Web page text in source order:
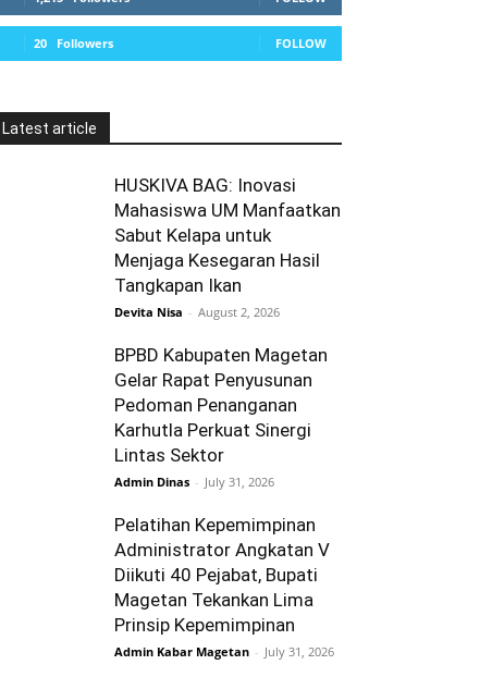
20 Followers FOLLOW
Latest article
HUSKIVA BAG: Inovasi
Mahasiswa UM Manfaatkan
Sabut Kelapa untuk
Menjaga Kesegaran Hasil
Tangkapan Ikan
Devita Nisa - August 2, 2026
BPBD Kabupaten Magetan
Gelar Rapat Penyusunan
Pedoman Penanganan
Karhutla Perkuat Sinergi
Lintas Sektor
Admin Dinas - July 31, 2026
Pelatihan Kepemimpinan
Administrator Angkatan V
Diikuti 40 Pejabat, Bupati
Magetan Tekankan Lima
Prinsip Kepemimpinan
Admin Kabar Magetan - July 31, 2026